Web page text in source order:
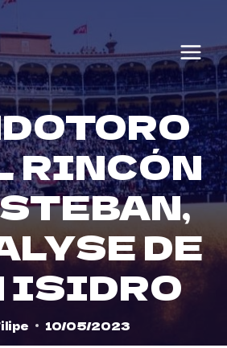
RINCÓN
DE
ISIDRO
10/05/2023